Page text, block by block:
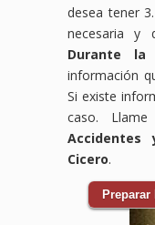
desea tener
necesaria y
Durante la
información
Si existe
caso.
Accidentes
Cicero.
Preparar